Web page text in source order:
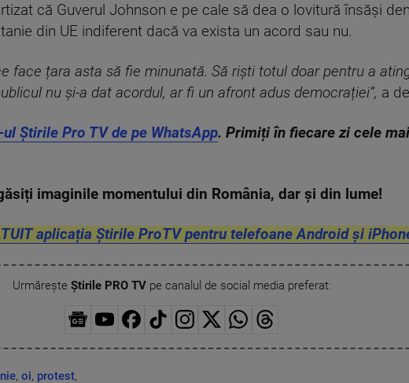
că Guverul Johnson e pe cale să dea o lovitură însăși
din UE indiferent dacă va exista un acord sau nu.
face țara asta să fie minunată. Să riști totul doar pentru a
nu și-a dat acordul, ar fi un afront adus democrației”, a
Știrile Pro TV de pe WhatsApp. Primiți în fiecare zi cele
imaginile momentului din România, dar și din lume!
aplicația Știrile ProTV pentru telefoane Android și
Urmărește Știrile PRO TVpe canalul de social media preferat:
, oi, protest,